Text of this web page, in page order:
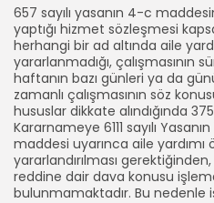
657 sayılı yasanın 4-c
yaptığı hizmet sözleşmesi
herhangi bir ad altında aile
yararlanmadığı, çalışmasının
haftanın bazı günleri ya da
zamanlı çalışmasının söz
hususlar dikkate alındığında
Kararnameye 6111 sayılı
maddesi uyarınca aile yardımı
yararlandırılması
reddine dair dava konusu
bulunmamaktadır. Bu nedenle